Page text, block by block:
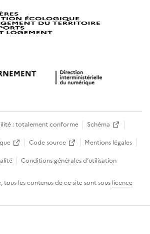
: totalement conforme
Schéma
Code source
Mentions légales
Conditions générales d’utilisation
les contenus de ce site sont sous licence